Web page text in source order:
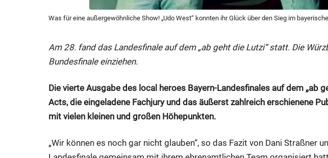
Was für eine außergewöhnliche Show! „Udo West“ konnten ihr Glück über den Sieg im
Am 28. fand das Landesfinale auf dem „ab geht die Lutzi“ statt. Die
Bundesfinale einziehen.
Die vierte Ausgabe des local heroes Bayern-Landesfinales auf dem „ab
Acts, die eingeladene Fachjury und das äußerst zahlreich erschienene
mit vielen kleinen und großen Höhepunkten.
„Wir können es noch gar nicht glauben“, so das Fazit von Dani Straßner